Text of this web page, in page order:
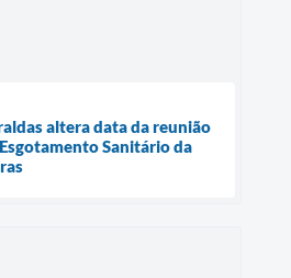
altera data da reunião
Sanitário da